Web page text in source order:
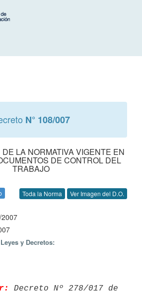
N° 108/007
LA NORMATIVA VIGENTE EN
DE CONTROL DEL
TRABAJO
Toda la Norma Ver Imagen del D.O.
y Decretos:
Decreto Nº 278/017 de